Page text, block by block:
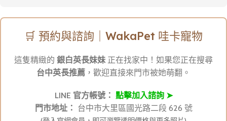
🛒 預約與諮詢｜WakaPet 哇卡寵物
這隻精緻的 銀白英長妹妹 正在找家中！如果您正在搜尋
台中英長推薦 ，歡迎直接來門市被她萌翻。
LINE 官方帳號： 點擊加入諮詢 ➤
門市地址： 台中市大里區國光路二段 626 號